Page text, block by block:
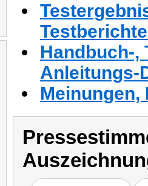
Handbuch-,
Anleitungs-